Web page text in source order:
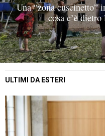
Una “zona cuscinetto”
cosa c’è
ULTIMI DA ESTERI